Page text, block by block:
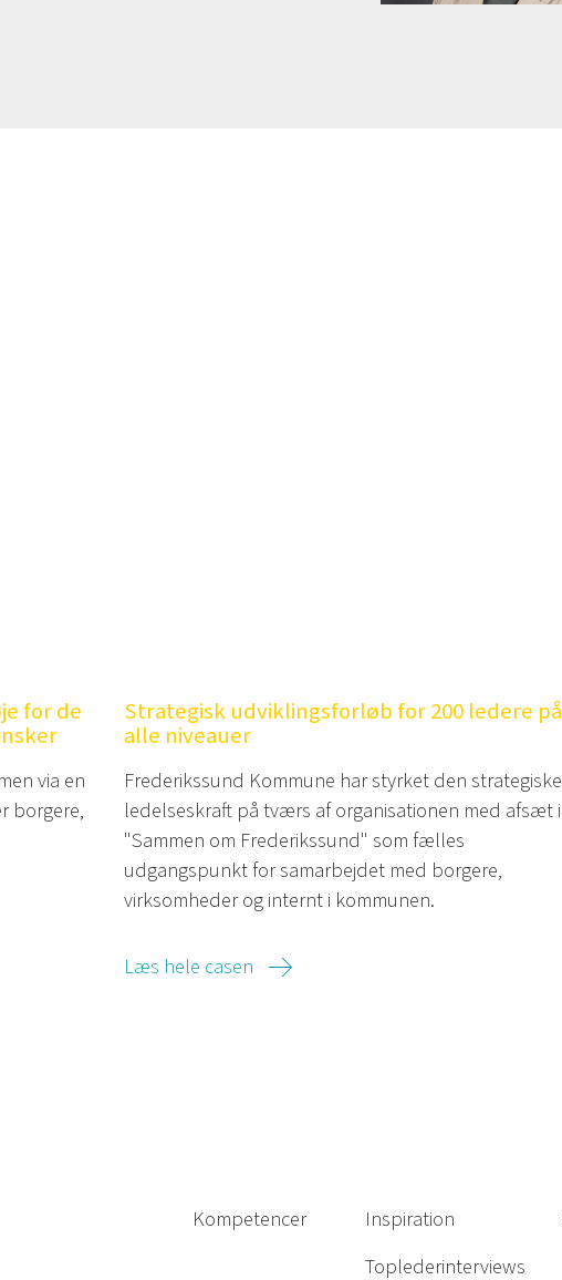
for de
via en
borgere,
Strategisk udviklingsforløb for 200 ledere på
alle niveauer
Frederikssund Kommune har styrket den strategiske
ledelseskraft på tværs af organisationen med afsæt i
"Sammen om Frederikssund" som fælles
udgangspunkt for samarbejdet med borgere,
virksomheder og internt i kommunen.
Læs hele casen
Kompetencer
Inspiration
Toplederinterviews